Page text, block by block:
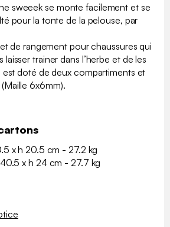
sweeek se monte facilement et se
pour la tonte de la pelouse, par
de rangement pour chaussures qui
trainer dans l’herbe et de les
est doté de deux compartiments et
6x6mm).
x h 20.5 cm - 27.2 kg
x h 24 cm - 27.7 kg